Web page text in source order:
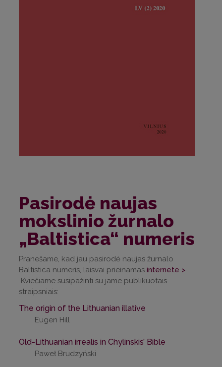
Pasirodė naujas
mokslinio žurnalo
„Baltistica“ numeris
Pranešame, kad jau pasirodė naujas žurnalo
Baltistica numeris, laisvai prieinamas internete >
Kviečiame susipažinti su jame publikuotais
straipsniais:
The origin of the Lithuanian illative
Eugen Hill
Old-Lithuanian irrealis in Chylinskis’ Bible
Paweł Brudzyński